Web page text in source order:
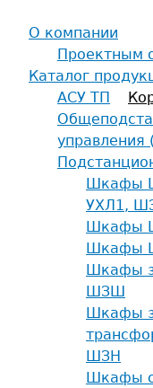
О компании
Проектным
Каталог
АСУ ТП
управления
Шкафы
УХЛ1,
Шкафы
Шкафы
Шкафы
ШЗШ
Шкафы
ШЗН
Шкафы